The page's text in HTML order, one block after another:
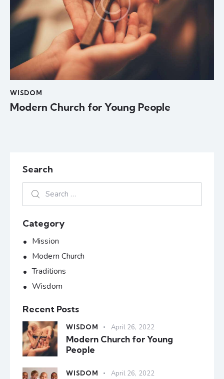
WISDOM
Modern Church for Young People
Search
Category
Mission
Modern Church
Traditions
Wisdom
Recent Posts
WISDOM April 26, 2022
Modern Church for Young
People
WISDOM April 26, 2022